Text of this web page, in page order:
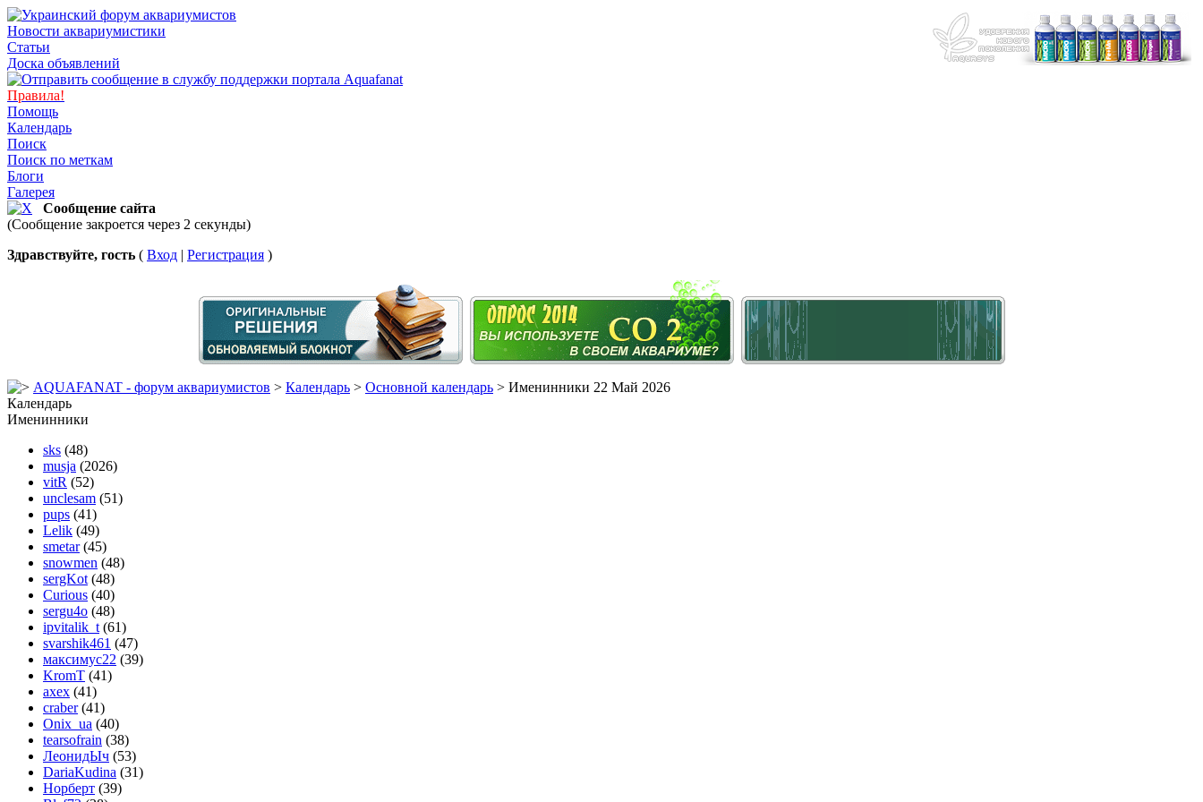
Новости аквариумистики
Статьи
Доска объявлений
Правила!
Помощь
Календарь
Поиск
Поиск по меткам
Блоги
Галерея
Сообщение сайта
(Сообщение закроется через 2 секунды)
Здравствуйте, гость ( Вход | Регистрация )
AQUAFANAT - форум аквариумистов > Календарь > Основной календарь > Именинники 22 Май 2026
Календарь
Именинники
sks (48)
musja (2026)
vitR (52)
unclesam (51)
pups (41)
Lelik (49)
smetar(45)
snowmen (48)
sergKot (48)
Curious (40)
sergu4o (48)
ipvitalik_t (61)
svarshik461 (47)
максимус22 (39)
KromT (41)
axex (41)
craber(41)
Onix_ua (40)
tearsofrain (38)
ЛеонидЫч (53)
DariaKudina (31)
Норберт (39)